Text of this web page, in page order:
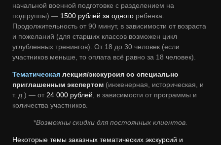
начальной военной подготовке с разделением на
подгруппы) — 1500 рублей за одного ребенка.
Продолжительность от 90 минут, в зависимости от возраста
и пожеланий (для старших классов возможен цикл
углубленных тренингов). От 18 до 30 человек (если
участников меньше, то оплата всё равно за 18 человек).
Тематическая лекция/экскурсия со специально
приглашенным экспертом (инженерная, историческая, и
т. д.) — от 24 000 рублей , в зависимости от программы и
количества участников.
*Возможны скидки для постоянных клиентов.
Некоторые темы заказных тематических экскурсий и